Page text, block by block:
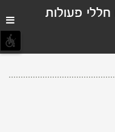
פעולות